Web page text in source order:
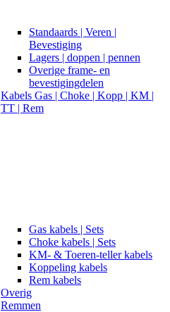
Standaards | Veren |
Bevestiging
Lagers | doppen | pennen
Overige frame- en
bevestigingdelen
Kabels Gas | Choke | Kopp | KM |
TT | Rem
Gas kabels | Sets
Choke kabels | Sets
KM- & Toeren-teller kabels
Koppeling kabels
Rem kabels
Overig
Remmen